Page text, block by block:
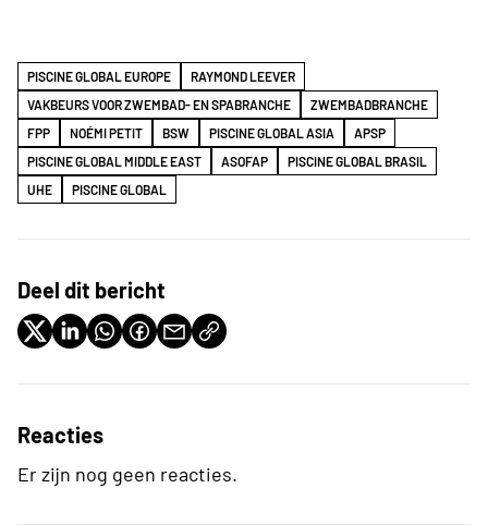
PISCINE GLOBAL EUROPE
RAYMOND LEEVER
VAKBEURS VOOR ZWEMBAD- EN SPABRANCHE
ZWEMBADBRANCHE
FPP
NOÉMI PETIT BSW PISCINE GLOBAL ASIA
APSP
PISCINE GLOBAL MIDDLE EAST
ASOFAP
PISCINE GLOBAL BRASIL
UHE
PISCINE GLOBAL
Deel dit bericht
Reacties
Er zijn nog geen reacties.